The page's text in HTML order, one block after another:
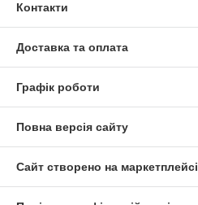
Контакти
Доставка та оплата
Графік роботи
Повна версія сайту
Сайт створено на маркетплейсі